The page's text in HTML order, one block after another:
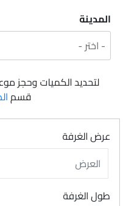
المدينة
لتحديد الكميات وحجز
قسم
عرض الغرفة
طول الغرفة